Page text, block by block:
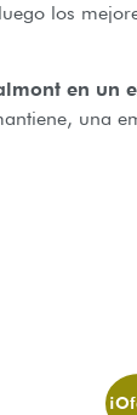
los
en un
una